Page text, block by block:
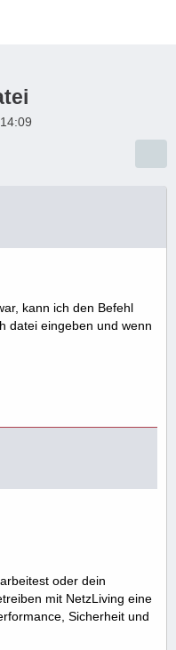
kann ich den Befehl
datei eingeben und wenn
oder dein
mit NetzLiving eine
Sicherheit und